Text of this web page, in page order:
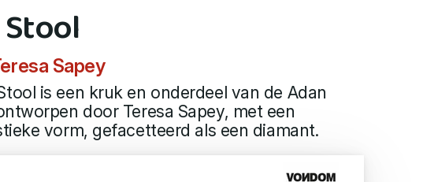
Sapey
is een kruk en onderdeel van de Adan
door Teresa Sapey, met een
vorm, gefacetteerd als een diamant.